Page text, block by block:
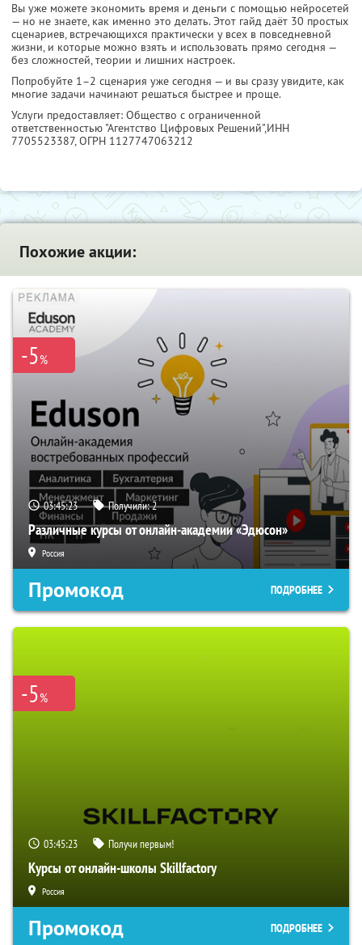
Вы уже можете экономить время и деньги с помощью нейросетей
— но не знаете, как именно это делать. Этот гайд даёт 30 простых
сценариев, встречающихся практически у всех в повседневной
жизни, и которые можно взять и использовать прямо сегодня —
без сложностей, теории и лишних настроек.
Попробуйте 1–2 сценария уже сегодня — и вы сразу увидите, как
многие задачи начинают решаться быстрее и проще.
Услуги предоставляет: Общество с ограниченной
ответственностью "Агентство Цифровых Решений",ИНН
7705523387, ОГРН 1127747063212
Похожие акции:
-5%
03:45:22 Получили:2
Различные курсы от онлайн-академии «Эдюсон»
Россия
Промокод ПОДРОБНЕЕ
-5%
03:45:22 Получи первым!
Курсы от онлайн-школы Skillfactory
Россия
Промокод ПОДРОБНЕЕ